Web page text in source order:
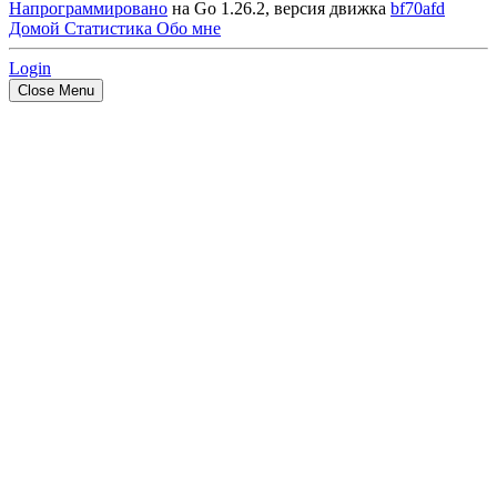
Напрограммировано на Go 1.26.2, версия движка bf70afd
Домой Статистика Обо мне
Login
Close Menu